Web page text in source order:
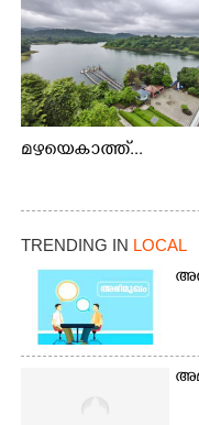
മഴയെകാത്ത്...
TRENDING IN LOCAL